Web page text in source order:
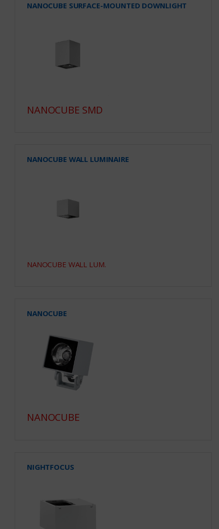
NANOCUBE SURFACE-MOUNTED DOWNLIGHT
NANOCUBE SMD
NANOCUBE WALL LUMINAIRE
NANOCUBE WALL LUM.
NANOCUBE
NANOCUBE
NIGHTFOCUS